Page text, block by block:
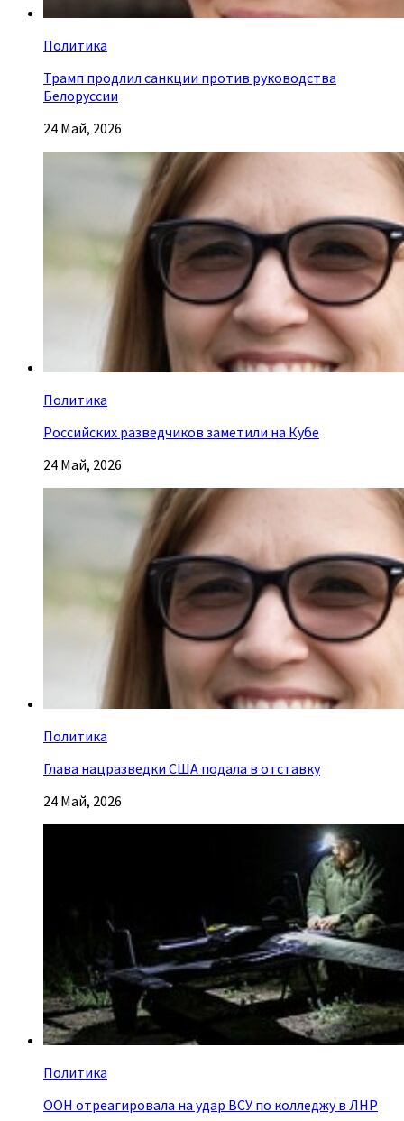
Политика
Трамп продлил санкции против руководства
Белоруссии
24 Май, 2026
Политика
Российских разведчиков заметили на Кубе
24 Май, 2026
Политика
Глава нацразведки США подала в отставку
24 Май, 2026
Политика
ООН отреагировала на удар ВСУ по колледжу в ЛНР